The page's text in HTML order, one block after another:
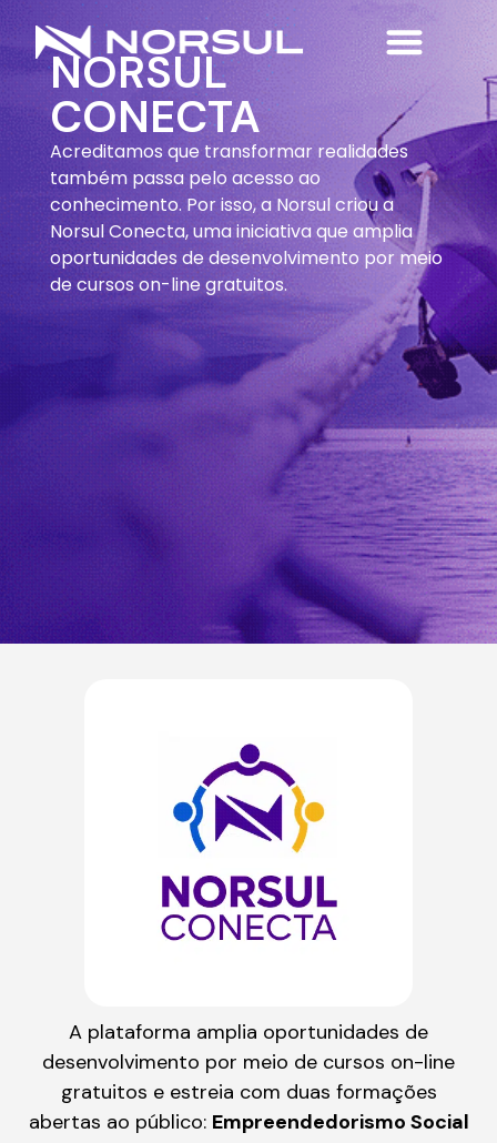
NORSUL
CONECTA
Acreditamos que transformar realidades
também passa pelo acesso ao
conhecimento. Por isso, a Norsul criou a
Norsul Conecta, uma iniciativa que amplia
oportunidades de desenvolvimento por meio
de cursos on-line gratuitos.
A plataforma amplia oportunidades de
desenvolvimento por meio de cursos on-line
gratuitos e estreia com duas formações
abertas ao público: Empreendedorismo Social